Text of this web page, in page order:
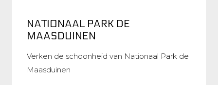
NATIONAAL PARK DE
MAASDUINEN
Verken de schoonheid van Nationaal Park de
Maasduinen